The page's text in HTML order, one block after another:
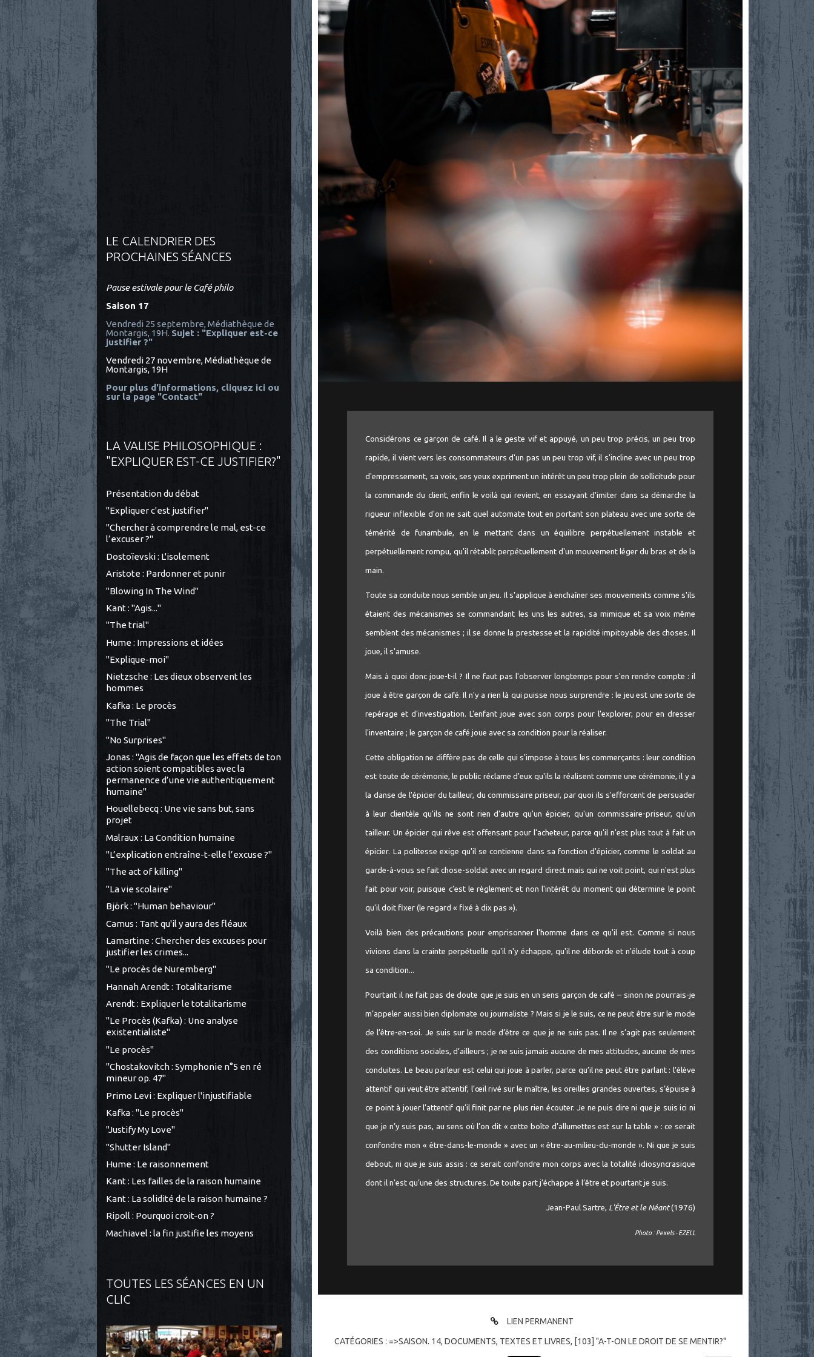
LE CALENDRIER DES
PROCHAINES SÉANCES
Pause estivale pour le Café philo
Saison 17
Vendredi 25 septembre, Médiathèque de
Montargis, 19H. Sujet : "Expliquer est-ce
justifier ?"
Vendredi 27 novembre, Médiathèque de
Montargis, 19H
Pour plus d'informations, cliquez ici ou
sur la page "Contact"
LA VALISE PHILOSOPHIQUE :
"EXPLIQUER EST-CE JUSTIFIER?"
Présentation du débat
"Expliquer c'est justifier"
"Chercher à comprendre le mal, est-ce
l’excuser ?"
Dostoïevski : L'isolement
Aristote : Pardonner et punir
"Blowing In The Wind"
Kant : "Agis..."
"The trial"
Hume : Impressions et idées
"Explique-moi"
Nietzsche : Les dieux observent les
hommes
Kafka : Le procès
"The Trial"
"No Surprises"
Jonas : "Agis de façon que les effets de ton
action soient compatibles avec la
permanence d’une vie authentiquement
humaine"
Houellebecq : Une vie sans but, sans
projet
Malraux : La Condition humaine
"L’explication entraîne-t-elle l’excuse ?"
"The act of killing"
"La vie scolaire"
Björk : "Human behaviour"
Camus : Tant qu'il y aura des fléaux
Lamartine : Chercher des excuses pour
justifier les crimes...
"Le procès de Nuremberg"
Hannah Arendt : Totalitarisme
Arendt : Expliquer le totalitarisme
"Le Procès (Kafka) : Une analyse
existentialiste"
"Le procès"
"Chostakovitch : Symphonie n°5 en ré
mineur op. 47"
Primo Levi : Expliquer l'injustifiable
Kafka : "Le procès"
"Justify My Love"
"Shutter Island"
Hume : Le raisonnement
Kant : Les failles de la raison humaine
Kant : La solidité de la raison humaine ?
Ripoll : Pourquoi croit-on ?
Machiavel : la fin justifie les moyens
TOUTES LES SÉANCES EN UN
CLIC
Considérons ce garçon de café. Il a le geste vif et appuyé, un peu trop précis, un peu trop
rapide, il vient vers les consommateurs d'un pas un peu trop vif, il s'incline avec un peu trop
d'empressement, sa voix, ses yeux expriment un intérêt un peu trop plein de sollicitude pour
la commande du client, enfin le voilà qui revient, en essayant d'imiter dans sa démarche la
rigueur inflexible d'on ne sait quel automate tout en portant son plateau avec une sorte de
témérité de funambule, en le mettant dans un équilibre perpétuellement instable et
perpétuellement rompu, qu'il rétablit perpétuellement d'un mouvement léger du bras et de la
main.
Toute sa conduite nous semble un jeu. Il s'applique à enchaîner ses mouvements comme s'ils
étaient des mécanismes se commandant les uns les autres, sa mimique et sa voix même
semblent des mécanismes ; il se donne la prestesse et la rapidité impitoyable des choses. Il
joue, il s'amuse.
Mais à quoi donc joue-t-il ? Il ne faut pas l'observer longtemps pour s'en rendre compte : il
joue à être garçon de café. Il n'y a rien là qui puisse nous surprendre : le jeu est une sorte de
repérage et d'investigation. L'enfant joue avec son corps pour l'explorer, pour en dresser
l'inventaire ; le garçon de café joue avec sa condition pour la réaliser.
Cette obligation ne diffère pas de celle qui s'impose à tous les commerçants : leur condition
est toute de cérémonie, le public réclame d'eux qu'ils la réalisent comme une cérémonie, il y a
la danse de l'épicier du tailleur, du commissaire priseur, par quoi ils s'efforcent de persuader
à leur clientèle qu'ils ne sont rien d'autre qu'un épicier, qu'un commissaire-priseur, qu'un
tailleur. Un épicier qui rêve est offensant pour l'acheteur, parce qu'il n'est plus tout à fait un
épicier. La politesse exige qu'il se contienne dans sa fonction d'épicier, comme le soldat au
garde-à-vous se fait chose-soldat avec un regard direct mais qui ne voit point, qui n'est plus
fait pour voir, puisque c'est le règlement et non l'intérêt du moment qui détermine le point
qu'il doit fixer (le regard « fixé à dix pas »).
Voilà bien des précautions pour emprisonner l'homme dans ce qu'il est. Comme si nous
vivions dans la crainte perpétuelle qu'il n'y échappe, qu'il ne déborde et n'élude tout à coup
sa condition...
Pourtant il ne fait pas de doute que je suis en un sens garçon de café – sinon ne pourrais-je
m’appeler aussi bien diplomate ou journaliste ? Mais si je le suis, ce ne peut être sur le mode
de l’être-en-soi. Je suis sur le mode d’être ce que je ne suis pas. Il ne s’agit pas seulement
des conditions sociales, d’ailleurs ; je ne suis jamais aucune de mes attitudes, aucune de mes
conduites. Le beau parleur est celui qui joue à parler, parce qu’il ne peut être parlant : l’élève
attentif qui veut être attentif, l’œil rivé sur le maître, les oreilles grandes ouvertes, s’épuise à
ce point à jouer l’attentif qu’il finit par ne plus rien écouter. Je ne puis dire ni que je suis ici ni
que je n’y suis pas, au sens où l’on dit « cette boîte d’allumettes est sur la table » : ce serait
confondre mon « être-dans-le-monde » avec un « être-au-milieu-du-monde ». Ni que je suis
debout, ni que je suis assis : ce serait confondre mon corps avec la totalité idiosyncrasique
dont il n’est qu’une des structures. De toute part j’échappe à l’être et pourtant je suis.
Jean-Paul Sartre, L'Être et le Néant(1976)
Photo : Pexels - EZELL
LIEN PERMANENT
CATÉGORIES : =>SAISON. 14,DOCUMENTS, TEXTES ET LIVRES, [103] "A-T-ON LE DROIT DE SE MENTIR?"